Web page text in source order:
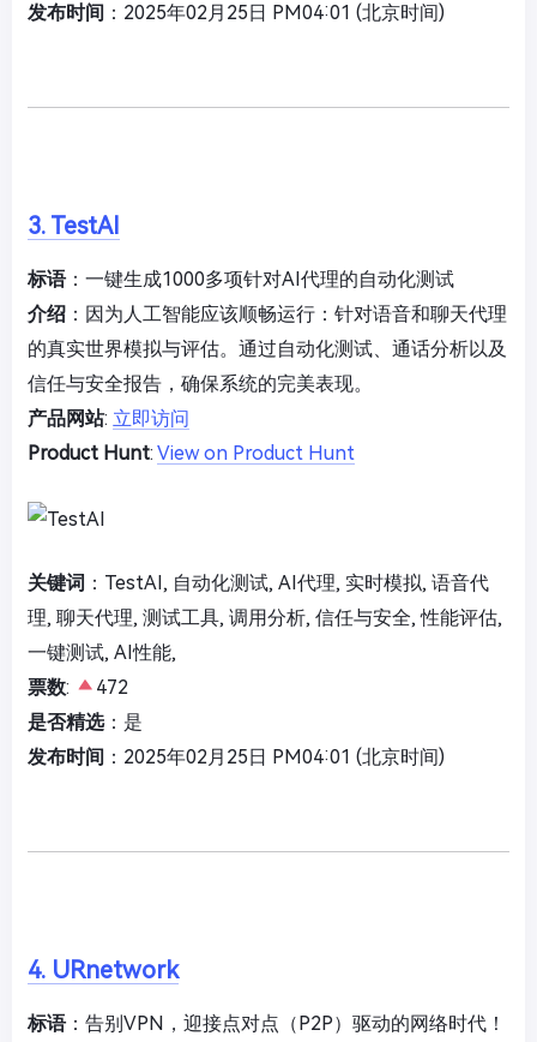
发布时间 ：2025年02月25日 PM04:01 (北京时间)
3. TestAI
标语：一键生成1000多项针对AI代理的自动化测试
介绍 ：因为人工智能应该顺畅运行：针对语音和聊天代理
的真实世界模拟与评估。通过自动化测试、通话分析以及
信任与安全报告，确保系统的完美表现。
产品网站: 立即访问
Product Hunt: View on Product Hunt
关键词 ：TestAI, 自动化测试, AI代理, 实时模拟, 语音代
理, 聊天代理, 测试工具, 调用分析, 信任与安全, 性能评估,
一键测试, AI性能,
票数:
472
是否精选：是
发布时间 ：2025年02月25日 PM04:01 (北京时间)
4. URnetwork
标语：告别VPN，迎接点对点（P2P）驱动的网络时代！